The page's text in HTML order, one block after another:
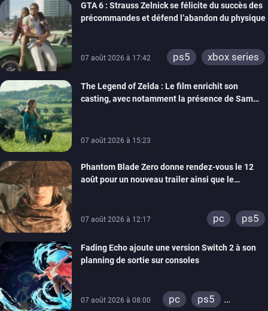
GTA 6 : Strauss Zelnick se félicite du succès des
précommandes et défend l’abandon du physique
07 août 2026 à 17:42 ps5 xbox series
The Legend of Zelda : Le film enrichit son
casting, avec notamment la présence de Sam
07 août 2026 à 15:23
Phantom Blade Zero donne rendez-vous le 12
août pour un nouveau trailer ainsi que le
07 août 2026 à 12:17 pc ps5
Fading Echo ajoute une version Switch 2 à son
planning de sortie sur consoles
07 août 2026 à 08:00 pc
ps5